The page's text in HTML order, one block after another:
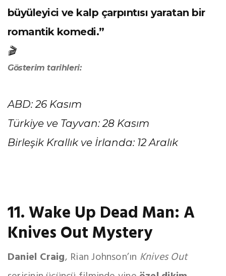
büyüleyici ve kalp çarpıntısı yaratan bir
romantik komedi.”
🎬
Gösterim tarihleri:
ABD: 26 Kasım
Türkiye ve Tayvan: 28 Kasım
Birleşik Krallık ve İrlanda: 12 Aralık
11. Wake Up Dead Man: A
Knives Out Mystery
Daniel Craig, Rian Johnson’ın Knives Out